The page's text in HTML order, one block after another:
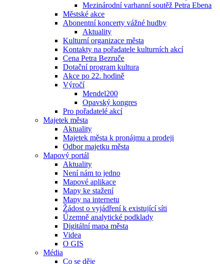
Mezinárodní varhanní soutěž Petra Ebena
Městské akce
Abonentní koncerty vážné hudby
Aktuality
Kulturní organizace města
Kontakty na pořadatele kulturních akcí
Cena Petra Bezruče
Dotační program kultura
Akce po 22. hodině
Výročí
Mendel200
Opavský kongres
Pro pořadatelé akcí
Majetek města
Aktuality
Majetek města k pronájmu a prodeji
Odbor majetku města
Mapový portál
Aktuality
Není nám to jedno
Mapové aplikace
Mapy ke stažení
Mapy na internetu
Žádost o vyjádření k existující síti
Územně analytické podklady
Digitální mapa města
Videa
O GIS
Média
Co se děje